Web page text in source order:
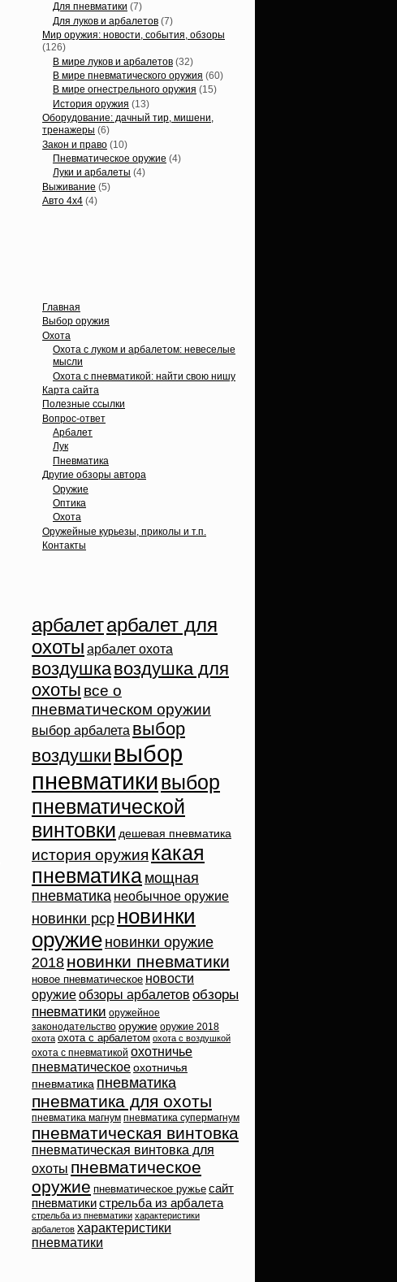
Для пневматики (7)
Для луков и арбалетов (7)
Мир оружия: новости, события, обзоры
(126)
В мире луков и арбалетов (32)
В мире пневматического оружия (60)
В мире огнестрельного оружия (15)
История оружия (13)
Оборудование: дачный тир, мишени,
тренажеры (6)
Закон и право (10)
Пневматическое оружие (4)
Луки и арбалеты (4)
Выживание (5)
Авто 4х4 (4)
Главная
Выбор оружия
Охота
Охота с луком и арбалетом: невеселые
мысли
Охота с пневматикой: найти свою нишу
Карта сайта
Полезные ссылки
Вопрос-ответ
Арбалет
Лук
Пневматика
Другие обзоры автора
Оружие
Оптика
Охота
Оружейные курьезы, приколы и т.п.
Контакты
арбалетарбалет для
охоты арбалет охота
воздушкавоздушка для
охоты все о
пневматическом оружии
выбор арбалета выбор
воздушки выбор
пневматикивыбор
пневматической
винтовки дешевая пневматика
история оружия какая
пневматика мощная
пневматика необычное оружие
новинки pcp новинки
оружие новинки оружие
2018 новинки пневматики
новое пневматическое новости
оружиеобзоры арбалетов обзоры
пневматики оружейное
законодательство оружие оружие 2018
охота охота с арбалетом охота с воздушкой
охота с пневматикой охотничье
пневматическое охотничья
пневматика пневматика
пневматика для охоты
пневматика магнум пневматика супермагнум
пневматическая винтовка
пневматическая винтовка для
охоты пневматическое
оружие пневматическое ружье сайт
пневматикистрельба из арбалета
стрельба из пневматики характеристики
арбалетов характеристики
пневматики